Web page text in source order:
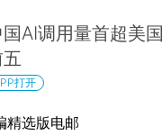
AI调用量首超美
打开
精选版电邮